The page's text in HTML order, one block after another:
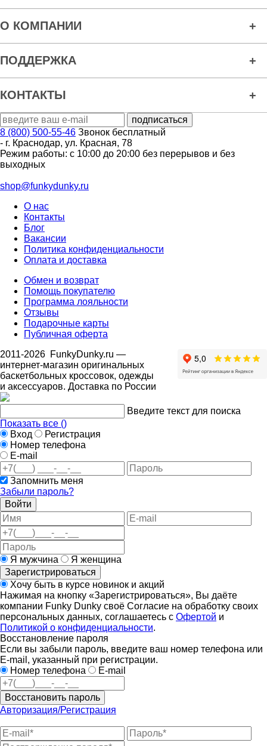
О КОМПАНИИ
ПОДДЕРЖКА
КОНТАКТЫ
8 (800) 500-55-46 Звонок бесплатный
- г. Краснодар, ул. Красная, 78
Режим работы: с 10:00 до 20:00 без перерывов и без
выходных
shop@funkydunky.ru
О нас
Контакты
Блог
Вакансии
Политика конфиденциальности
Оплата и доставка
Обмен и возврат
Помощь покупателю
Программа лояльности
Отзывы
Подарочные карты
Публичная оферта
2011-2026 FunkyDunky.ru —
интернет-магазин оригинальных
баскетбольных кроссовок, одежды
и аксессуаров. Доставка по России
Введите текст для поиска
Показать все ()
Вход
Регистрация
Номер телефона
E-mail
Запомнить меня
Забыли пароль?
Войти
Я мужчина
Я женщина
Зарегистрироваться
Хочу быть в курсе новинок и акций
Нажимая на кнопку «Зарегистрироваться», Вы даёте
компании Funky Dunky своё Согласие на обработку своих
персональных данных, соглашаетесь с Офертой и
Политикой о конфиденциальности.
Восстановление пароля
Если вы забыли пароль, введите ваш номер телефона или
E-mail, указанный при регистрации.
Номер телефона
E-mail
Восстановить пароль
Авторизация/Регистрация